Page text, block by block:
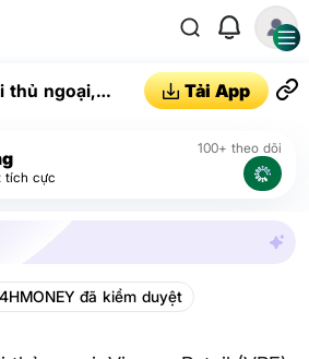
thủ ngoại,
năm nay
Tải App
tích cực
100+ theo dõi
đã kiểm duyệt